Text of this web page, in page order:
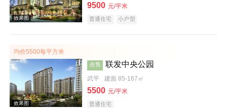
效果图
效果图
9500 元/平米
普通住宅 小户型
均价5500每平方米
在售 联发中央公园
武平 建面 85-167㎡
5500 元/平米
普通住宅